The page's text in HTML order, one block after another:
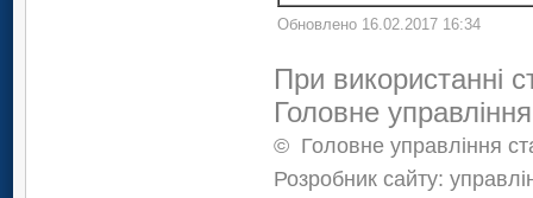
Обновлено 16.02.2017 16:34
При використанні
Головне
© Головне управління
Розробник сайту: